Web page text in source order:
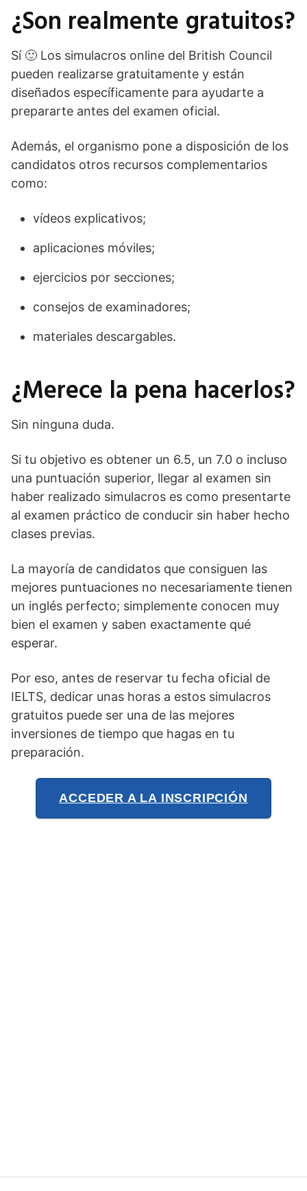
¿Son realmente gratuitos?
Sí 🙂 Los simulacros online del British Council
pueden realizarse gratuitamente y están
diseñados específicamente para ayudarte a
prepararte antes del examen oficial.
Además, el organismo pone a disposición de los
candidatos otros recursos complementarios
como:
vídeos explicativos;
aplicaciones móviles;
ejercicios por secciones;
consejos de examinadores;
materiales descargables.
¿Merece la pena hacerlos?
Sin ninguna duda.
Si tu objetivo es obtener un 6.5, un 7.0 o incluso
una puntuación superior, llegar al examen sin
haber realizado simulacros es como presentarte
al examen práctico de conducir sin haber hecho
clases previas.
La mayoría de candidatos que consiguen las
mejores puntuaciones no necesariamente tienen
un inglés perfecto; simplemente conocen muy
bien el examen y saben exactamente qué
esperar.
Por eso, antes de reservar tu fecha oficial de
IELTS, dedicar unas horas a estos simulacros
gratuitos puede ser una de las mejores
inversiones de tiempo que hagas en tu
preparación.
ACCEDER A LA INSCRIPCIÓN